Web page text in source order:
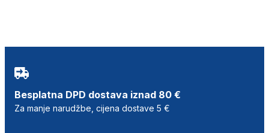
Besplatna DPD dostava iznad 80 €
Za manje narudžbe, cijena dostave 5 €